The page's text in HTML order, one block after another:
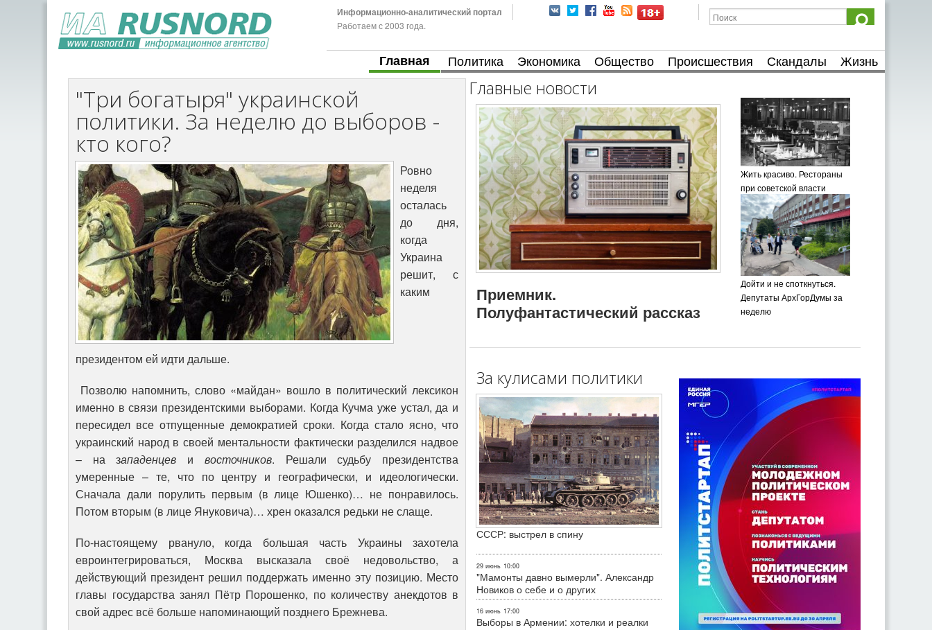
Информационно-аналитический портал
Работаем с 2003 года.
Главная Политика Экономика Общество Происшествия Скандалы Жизнь
"Три богатыря" украинской
политики. За неделю до выборов -
кто кого?
Ровно
неделя
осталась
до дня,
когда
Украина
решит, с
каким
президентом ей идти дальше.
Позволю напомнить, слово «майдан» вошло в политический лексикон
именно в связи президентскими выборами. Когда Кучма уже устал, да и
пересидел все отпущенные демократией сроки. Когда стало ясно, что
украинский народ в своей ментальности фактически разделился надвое
– на западенцев и восточников. Решали судьбу президентства
умеренные – те, что по центру и географически, и идеологически.
Сначала дали порулить первым (в лице Юшенко)… не понравилось.
Потом вторым (в лице Януковича)… хрен оказался редьки не слаще.
По-настоящему рвануло, когда большая часть Украины захотела
евроинтегрироваться, Москва высказала своё недовольство, а
действующий президент решил поддержать именно эту позицию. Место
главы государства занял Пётр Порошенко, по количеству анекдотов в
свой адрес всё больше напоминающий позднего Брежнева.
Главные новости
Приемник.
Полуфантастический рассказ
Жить красиво. Рестораны
при советской власти
Дойти и не споткнуться.
Депутаты АрхГорДумы за
неделю
За кулисами политики
СССР: выстрел в спину
29 июнь 10:00
"Мамонты давно вымерли". Александр
Новиков о себе и о других
16 июнь 17:00
Выборы в Армении: хотелки и реалки